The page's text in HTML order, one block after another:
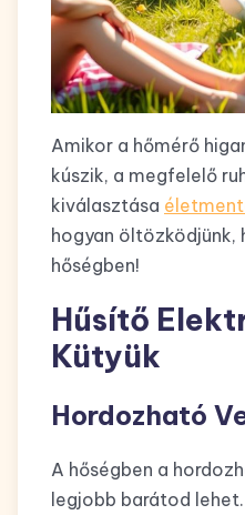
Amikor a hőmérő
kúszik, a megfelelő
kiválasztása
hogyan öltözködjünk,
hőségben!
Hűsítő
Kütyük
Hordozható
A hőségben a
legjobb barátod